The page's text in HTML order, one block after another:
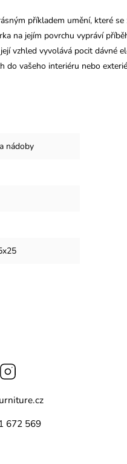
příkladem umění, které
na jejím povrchu vypráví
vzhled vyvolává pocit dávné
do vašeho interiéru nebo
nádoby
672 569